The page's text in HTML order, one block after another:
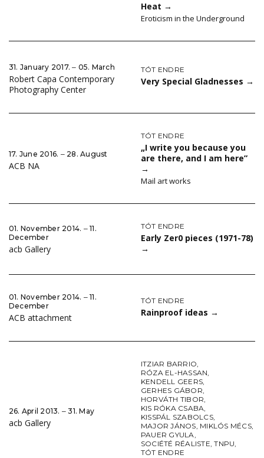
Heat →
Eroticism in the Underground
31. January 2017. ‒ 05. March
Robert Capa Contemporary
Photography Center
TÓT ENDRE
Very Special Gladnesses →
17. June 2016. ‒ 28. August
ACB NA
TÓT ENDRE
„I write you because you
are there, and I am here”
→
Mail art works
01. November 2014. ‒ 11.
December
acb Gallery
TÓT ENDRE
Early Zer0 pieces (1971-78)
→
01. November 2014. ‒ 11.
December
ACB attachment
TÓT ENDRE
Rainproof ideas →
26. April 2013. ‒ 31. May
acb Gallery
ITZIAR BARRIO,
RÓZA EL-HASSAN,
KENDELL GEERS,
GERHES GÁBOR,
HORVÁTH TIBOR,
KIS RÓKA CSABA,
KISSPÁL SZABOLCS,
MAJOR JÁNOS, MIKLÓS MÉCS,
PAUER GYULA,
SOCIÉTÉ RÉALISTE,TNPU,
TÓT ENDRE